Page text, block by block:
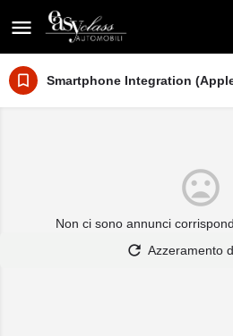
Smartphone Integration
Non ci sono annunci
Azzeramento